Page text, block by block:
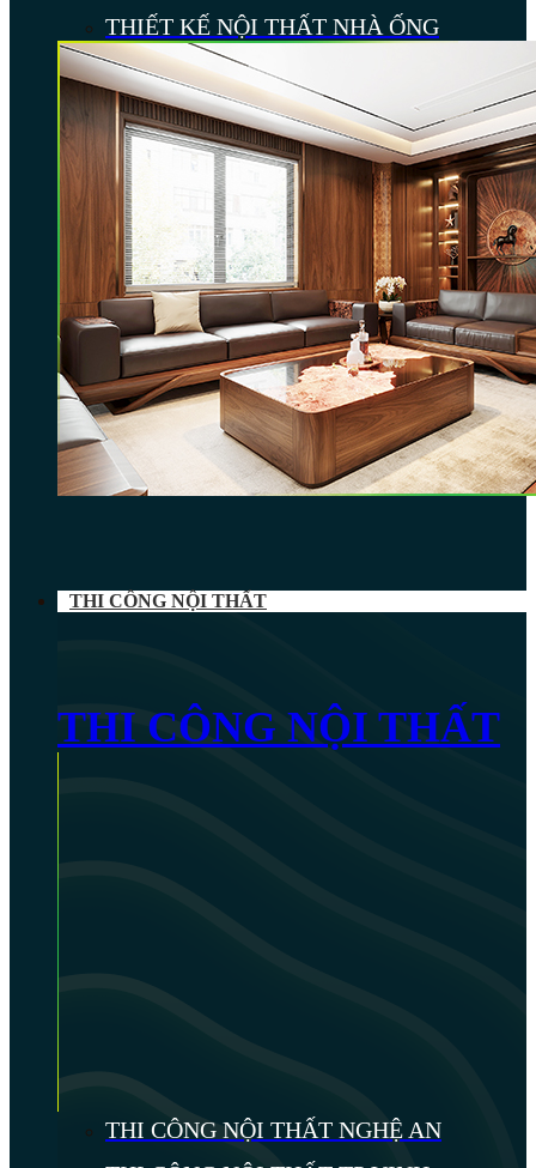
THIẾT KẾ NỘI THẤT NHÀ ỐNG
THI CÔNG NỘI THẤT
THI CÔNG NỘI THẤT
THI CÔNG NỘI THẤT NGHỆ AN